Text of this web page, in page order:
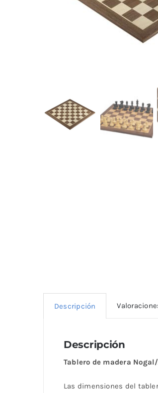
Descripción
Descripción
Tablero de madera
Las dimensiones del